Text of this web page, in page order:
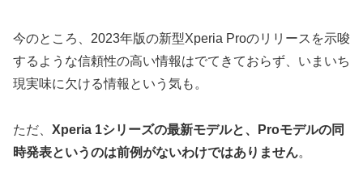
今のところ、2023年版の新型Xperia Proのリリースを示唆
するような信頼性の高い情報はでてきておらず、いまいち
現実味に欠ける情報という気も。
ただ、 Xperia 1シリーズの最新モデルと、Proモデルの同
時発表というのは前例がないわけではありません。